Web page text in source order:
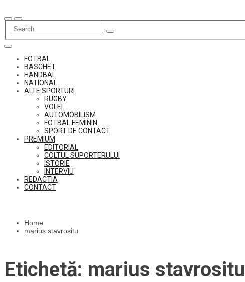
to
content
FOTBAL
BASCHET
HANDBAL
NATIONAL
ALTE SPORTURI
RUGBY
VOLEI
AUTOMOBILISM
FOTBAL FEMININ
SPORT DE CONTACT
PREMIUM
EDITORIAL
COLTUL SUPORTERULUI
ISTORIE
INTERVIU
REDACTIA
CONTACT
Home
marius stavrositu
Etichetă: marius stavrositu